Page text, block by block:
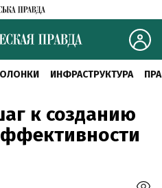
ИНФРАСТРУКТУРА
к созданию